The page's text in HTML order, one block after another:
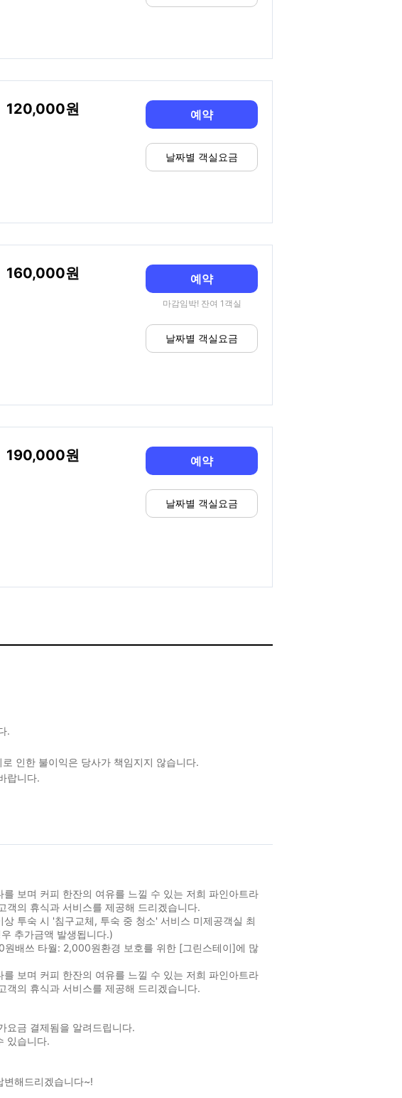
120,000 예약
날짜별 객실요금
160,000 예약
마감임박! 잔여 1객실
날짜별 객실요금
190,000 예약
날짜별 객실요금
.
인한 불이익은 당사가 책임지지 않습니다.
랍니다.
보며 커피 한잔의 여유를 느낄 수 있는 저희 파인아트라
객의 휴식과 서비스를 제공해 드리겠습니다.
투숙 시 '침구교체, 투숙 중 청소' 서비스 미제공객실 최
추가금액 발생됩니다.)
배쓰 타월: 2,000원환경 보호를 위한 [그린스테이]에 많
보며 커피 한잔의 여유를 느낄 수 있는 저희 파인아트라
객의 휴식과 서비스를 제공해 드리겠습니다.
요금 결제됨을 알려드립니다.
있습니다.
변해드리겠습니다~!